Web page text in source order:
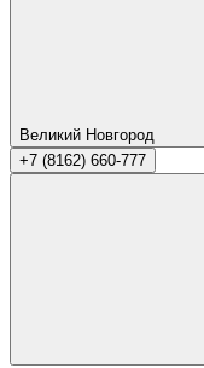
Великий Новгород
+7 (8162) 660-777